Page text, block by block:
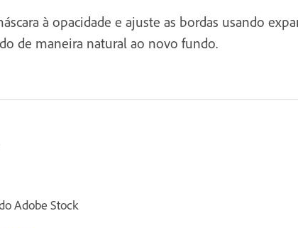
à opacidade e ajuste as bordas usando
de maneira natural ao novo fundo.
Adobe Stock